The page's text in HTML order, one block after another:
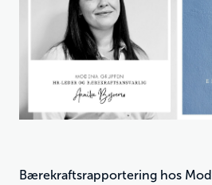
Bærekraftsrapportering hos